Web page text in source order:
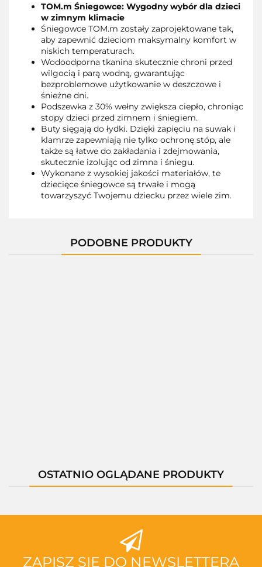
TOM.m Śniegowce: Wygodny wybór dla dzieci
w zimnym klimacie
Śniegowce TOM.m zostały zaprojektowane tak,
aby zapewnić dzieciom maksymalny komfort w
niskich temperaturach.
Wodoodporna tkanina skutecznie chroni przed
wilgocią i parą wodną, gwarantując
bezproblemowe użytkowanie w deszczowe i
śnieżne dni.
Podszewka z 30% wełny zwiększa ciepło, chroniąc
stopy dzieci przed zimnem i śniegiem.
Buty sięgają do łydki. Dzięki zapięciu na suwak i
klamrze zapewniają nie tylko ochronę stóp, ale
także są łatwe do zakładania i zdejmowania,
skutecznie izolując od zimna i śniegu.
Wykonane z wysokiej jakości materiałów, te
dziecięce śniegowce są trwałe i mogą
towarzyszyć Twojemu dziecku przez wiele zim.
PODOBNE PRODUKTY
OSTATNIO OGLĄDANE PRODUKTY
ZAPISZ SIĘ DO NEWSLETTERA